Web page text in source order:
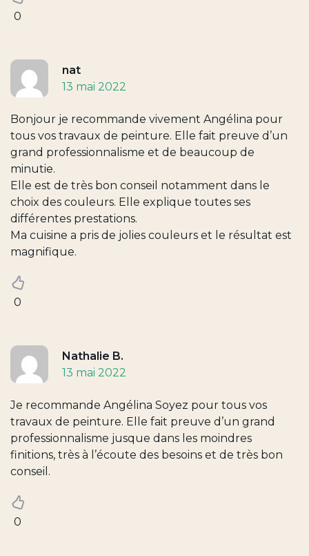
0
nat
13 mai 2022
Bonjour je recommande vivement Angélina pour
tous vos travaux de peinture. Elle fait preuve d’un
grand professionnalisme et de beaucoup de
minutie.
Elle est de très bon conseil notamment dans le
choix des couleurs. Elle explique toutes ses
différentes prestations.
Ma cuisine a pris de jolies couleurs et le résultat est
magnifique.
0
Nathalie B.
13 mai 2022
Je recommande Angélina Soyez pour tous vos
travaux de peinture. Elle fait preuve d’un grand
professionnalisme jusque dans les moindres
finitions, très à l’écoute des besoins et de très bon
conseil.
0